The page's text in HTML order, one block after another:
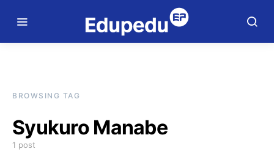
BROWSING TAG
Syukuro Manabe
1 post